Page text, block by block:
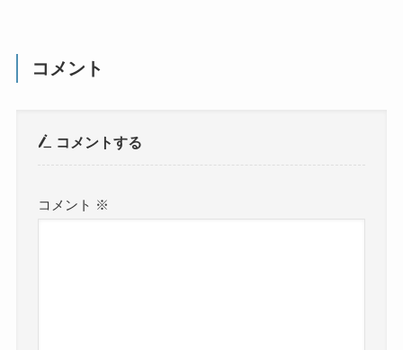
コメント
コメントする
コメント ※